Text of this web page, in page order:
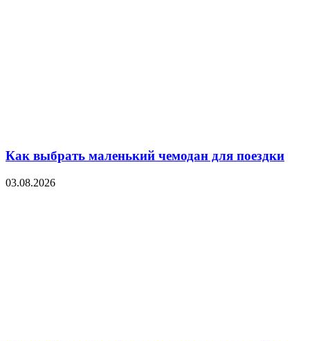
Как выбрать маленький чемодан для поездки
03.08.2026